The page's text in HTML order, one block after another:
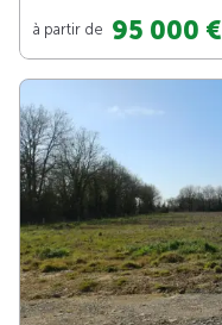
à partir de 95 000 €